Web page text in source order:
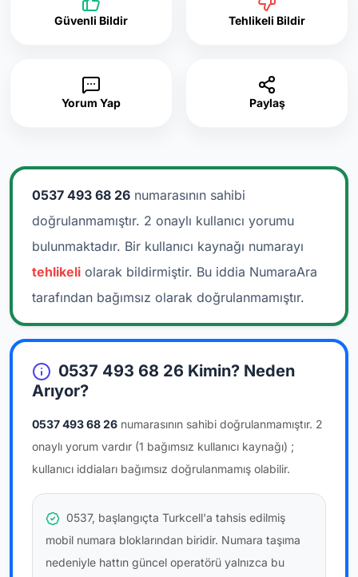
Güvenli Bildir Tehlikeli Bildir
Yorum Yap Paylaş
0537 493 68 26 numarasının sahibi
doğrulanmamıştır. 2 onaylı kullanıcı yorumu
bulunmaktadır. Bir kullanıcı kaynağı numarayı
tehlikeli olarak bildirmiştir. Bu iddia NumaraAra
tarafından bağımsız olarak doğrulanmamıştır.
0537 493 68 26 Kimin? Neden
Arıyor?
0537 493 68 26 numarasının sahibi doğrulanmamıştır. 2
onaylı yorum vardır (1 bağımsız kullanıcı kaynağı) ;
kullanıcı iddiaları bağımsız doğrulanmamış olabilir.
0537, başlangıçta Turkcell'a tahsis edilmiş
mobil numara bloklarından biridir. Numara taşıma
nedeniyle hattın güncel operatörü yalnızca bu